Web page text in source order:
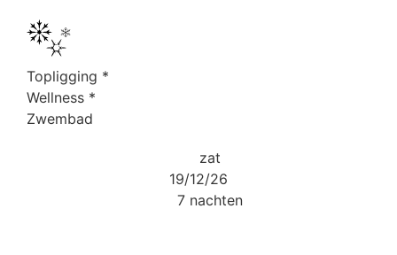
Topligging *
Wellness *
Zwembad
zat
19/12/26
7 nachten